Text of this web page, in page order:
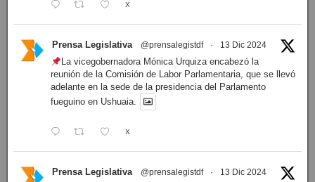
X
Prensa Legislativa @prensalegistdf · 13 Dic 2024
La vicegobernadora Mónica Urquiza encabezó la
reunión de la Comisión de Labor Parlamentaria, que se llevó
adelante en la sede de la presidencia del Parlamento
fueguino en Ushuaia.
X
Prensa Legislativa @prensalegistdf · 13 Dic 2024